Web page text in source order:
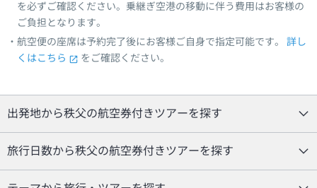
を必ずご確認ください。乗継ぎ空港の移動に伴う費用はお客様の
ご負担となります。
航空便の座席は予約完了後にお客様ご自身で指定可能です。
詳し
くはこちら
をご確認ください。
出発地から秩父の航空券付きツアーを探す
旅行日数から秩父の航空券付きツアーを探す